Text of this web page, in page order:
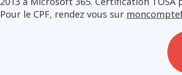
Pour le CPF, rendez vous sur